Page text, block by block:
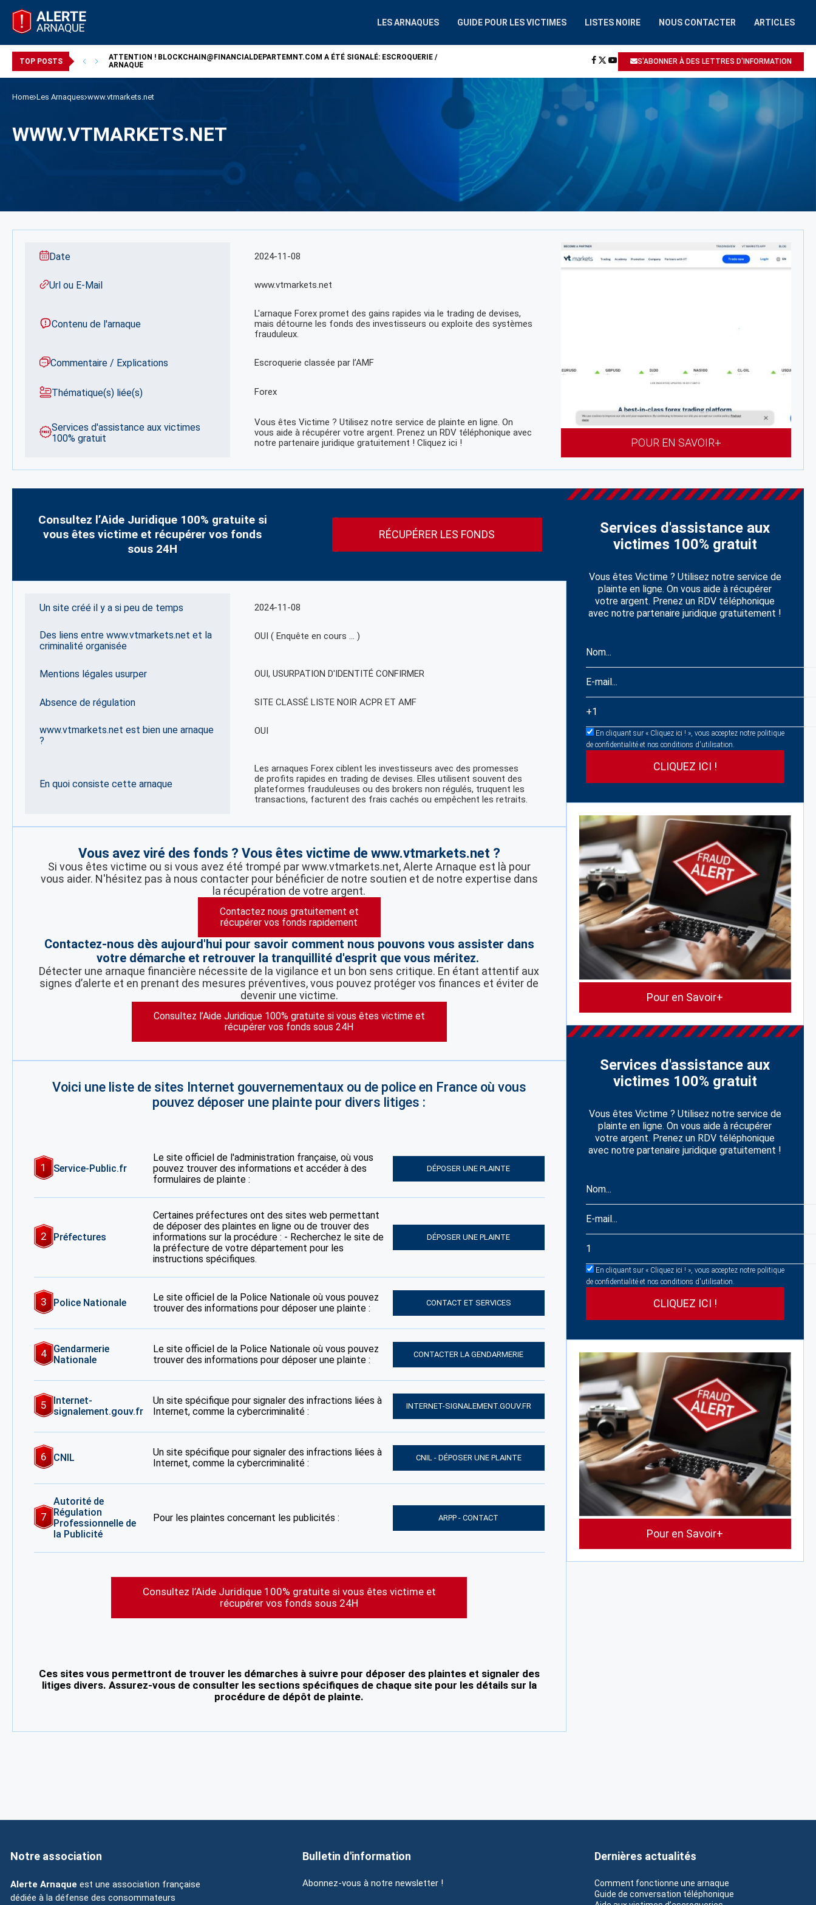
LES ARNAQUES GUIDE POUR LES VICTIMES LISTES NOIRE NOUS CONTACTER ARTICLES
TOP POSTS ATTENTION ! BLOCKCHAIN@FINANCIALDEPARTEMNT.COM A ÉTÉ SIGNALÉ: ESCROQUERIE /
ARNAQUE
ALPHAAIROBOT.COMA ÉTÉ SIGNALÉ: ESCROQUERIE / ARNAQUE
S'ABONNER À DES LETTRES D'INFORMATION
Home Les Arnaques www.vtmarkets.net
WWW.VTMARKETS.NET
Date 2024-11-08
Url ou E-Mail www.vtmarkets.net
Contenu de l'arnaque
L'arnaque Forex promet des gains rapides via le trading de devises,
mais détourne les fonds des investisseurs ou exploite des systèmes
frauduleux.
Commentaire / Explications Escroquerie classée par l’AMF
Thématique(s) liée(s) Forex
Services d'assistance aux victimes
100% gratuit
Vous êtes Victime ? Utilisez notre service de plainte en ligne. On
vous aide à récupérer votre argent. Prenez un RDV téléphonique avec
notre partenaire juridique gratuitement ! Cliquez ici !
POUR EN SAVOIR+
Consultez l’Aide Juridique 100% gratuite si
vous êtes victime et récupérer vos fonds
sous 24H
RÉCUPÉRER LES FONDS
Un site créé il y a si peu de temps 2024-11-08
Des liens entre www.vtmarkets.net et la
criminalité organisée
OUI ( Enquête en cours … )
Mentions légales usurper OUI, USURPATION D'IDENTITÉ CONFIRMER
Absence de régulation SITE CLASSÉ LISTE NOIR ACPR ET AMF
www.vtmarkets.net est bien une arnaque
?
OUI
En quoi consiste cette arnaque
Les arnaques Forex ciblent les investisseurs avec des promesses
de profits rapides en trading de devises. Elles utilisent souvent des
plateformes frauduleuses ou des brokers non régulés, truquent les
transactions, facturent des frais cachés ou empêchent les retraits.
Vous avez viré des fonds ? Vous êtes victime de www.vtmarkets.net ?
Si vous êtes victime ou si vous avez été trompé par www.vtmarkets.net, Alerte Arnaque est là pour
vous aider. N'hésitez pas à nous contacter pour bénéficier de notre soutien et de notre expertise dans
la récupération de votre argent.
Contactez nous gratuitement et
récupérer vos fonds rapidement
Contactez-nous dès aujourd'hui pour savoir comment nous pouvons vous assister dans
votre démarche et retrouver la tranquillité d'esprit que vous méritez.
Détecter une arnaque financière nécessite de la vigilance et un bon sens critique. En étant attentif aux
signes d’alerte et en prenant des mesures préventives, vous pouvez protéger vos finances et éviter de
devenir une victime.
Consultez l’Aide Juridique 100% gratuite si vous êtes victime et
récupérer vos fonds sous 24H
Voici une liste de sites Internet gouvernementaux ou de police en France où vous
pouvez déposer une plainte pour divers litiges :
1 Service-Public.fr
Le site officiel de l'administration française, où vous
pouvez trouver des informations et accéder à des
formulaires de plainte :
DÉPOSER UNE PLAINTE
2 Préfectures
Certaines préfectures ont des sites web permettant
de déposer des plaintes en ligne ou de trouver des
informations sur la procédure : - Recherchez le site de
la préfecture de votre département pour les
instructions spécifiques.
DÉPOSER UNE PLAINTE
3 Police Nationale
Le site officiel de la Police Nationale où vous pouvez
trouver des informations pour déposer une plainte :
CONTACT ET SERVICES
4
Gendarmerie
Nationale
Le site officiel de la Police Nationale où vous pouvez
trouver des informations pour déposer une plainte :
CONTACTER LA GENDARMERIE
5
Internet-
signalement.gouv.fr
Un site spécifique pour signaler des infractions liées à
Internet, comme la cybercriminalité :
INTERNET-SIGNALEMENT.GOUV.FR
6 CNIL
Un site spécifique pour signaler des infractions liées à
Internet, comme la cybercriminalité :
CNIL - DÉPOSER UNE PLAINTE
7
Autorité de
Régulation
Professionnelle de
la Publicité
Pour les plaintes concernant les publicités : ARPP - CONTACT
Consultez l’Aide Juridique 100% gratuite si vous êtes victime et
récupérer vos fonds sous 24H
Ces sites vous permettront de trouver les démarches à suivre pour déposer des plaintes et signaler des
litiges divers. Assurez-vous de consulter les sections spécifiques de chaque site pour les détails sur la
procédure de dépôt de plainte.
Services d'assistance aux
victimes 100% gratuit
Vous êtes Victime ? Utilisez notre service de
plainte en ligne. On vous aide à récupérer
votre argent. Prenez un RDV téléphonique
avec notre partenaire juridique gratuitement !
En cliquant sur « Cliquez ici ! », vous acceptez notre politique
de confidentialité et nos conditions d'utilisation.
Pour en Savoir+
Services d'assistance aux
victimes 100% gratuit
Vous êtes Victime ? Utilisez notre service de
plainte en ligne. On vous aide à récupérer
votre argent. Prenez un RDV téléphonique
avec notre partenaire juridique gratuitement !
En cliquant sur « Cliquez ici ! », vous acceptez notre politique
de confidentialité et nos conditions d'utilisation.
Pour en Savoir+
Notre association
Alerte Arnaque est une association française
dédiée à la défense des consommateurs
Bulletin d'information
Abonnez-vous à notre newsletter !
Dernières actualités
Comment fonctionne une arnaque
Guide de conversation téléphonique